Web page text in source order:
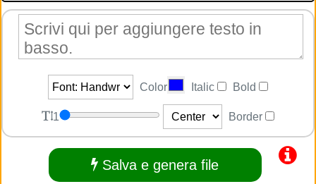
Color Italic Bold
1 Border
Salva e genera file